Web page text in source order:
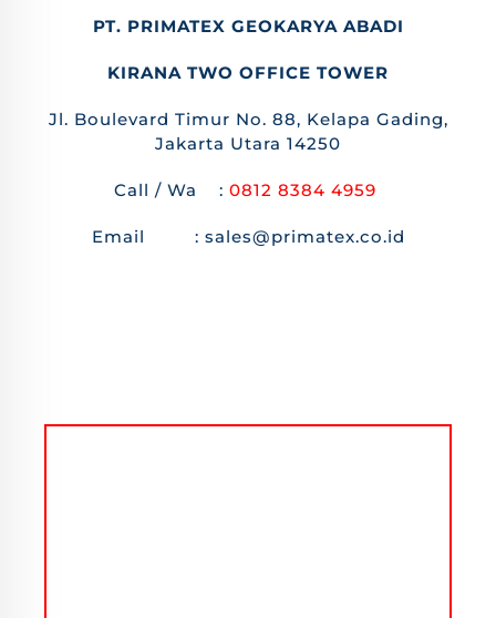
PT. PRIMATEX GEOKARYA ABADI
KIRANA TWO OFFICE TOWER
Jl. Boulevard Timur No. 88, Kelapa Gading,
Jakarta Utara 14250
Call / Wa : 0812 8384 4959
Email : sales@primatex.co.id